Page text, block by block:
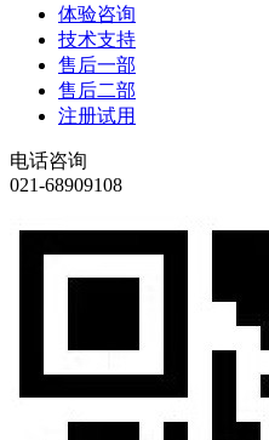
体验咨询
技术支持
售后一部
售后二部
注册试用
电话咨询
021-68909108